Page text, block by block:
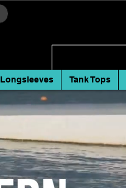
Longsleeves Tank Tops